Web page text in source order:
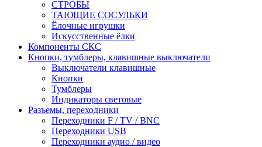
СТРОБЫ
ТАЮЩИЕ СОСУЛЬКИ
Ёлочные игрушки
Искусственные ёлки
Компоненты СКС
Кнопки, тумблеры, клавишные выключатели
Выключатели клавишные
Кнопки
Тумблеры
Индикаторы световые
Разъемы, переходники
Переходники F / TV / BNC
Переходники USB
Переходники аудио / видео